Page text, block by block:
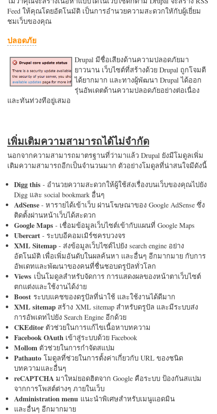
Feed ให้คุณโดยอัตโนมัติ เป็นการอำนวยความสะดวกใหักับผู้เยี่ยม
ชมเว็บของคุณ
ปลอดภัย
Drupal มีชื่อเสียงด้านความปลอดภัยมา
ยาวนาน เว็บไซต์ที่สร้างด้วย Drupal ถูกโจมตี
ได้ยากมาก และทางผู้พัฒนา Drupal ได้ออก
รุ่นอัพเดตด้านความปลอดภัยอย่างต่อเนื่อง
และทันท่วงทีอยู่เสมอ
เพิ่มเติมความสามารถได้ไม่จำกัด
นอกจากความสามารถมาตรฐานที่ว่ามาแล้ว Drupal ยังมีโมดูลเพิ่ม
เติมความสามารถอีกเป็นจำนวนมาก ตัวอย่างโมดูลที่น่าสนใจมีดังนี้
Digg this - อำนวยความสะดวกให้ผู้ใช้ส่งเรื่องบนเว็บของคุณไปยัง
Digg และ social bookmark อื่นๆ
AdSense - หารายได้เข้าเว็บ ผ่านโฆษณาของ Google AdSense ซึ่ง
ติดตั้งผ่านหน้าเว็บได้สะดวก
Google Maps - เชื่อมข้อมูลเว็บไซต์เข้ากับแผนที่ Google Maps
Ubercart - ระบบอีคอมเมิร์ซครบวงจร
XML Sitemap - ส่งข้อมูลเว็บไซต์ไปยัง search engine อย่าง
อัตโนมัติ เพื่อเพิ่มอันดับในผลค้นหา และอื่นๆ อีกมากมาย กับการ
อัพเดทและพัฒนาของคนที่ชื่นชอบดรูปัลทั่วโลก
Views เป็นโมดูลสำหรับจัดการ การแสดงผลของหน้าตาเว็บไซต์
ตกแต่งและใช้งานได้ง่าย
Boost ระบบแคชของดรูปัลที่น่าใช้ และใช้งานได้ดีมาก
XML sitemap สร้าง XML sitemap สำหรับดรูปัล และมีระบบส่ง
การอัพเดทไปยัง Search Engine อีกด้วย
CKEditorตัวช่วยในการแก้ไขเนื้อหาบทความ
Facebook OAuth เข้าสู่ระบบด้วย Facebook
Mollom ตัวช่วยในการกำจัดสแปม
Pathauto โมดูลที่ช่วยในการตั้งค่าเกี่ยวกับ URL ของชนิด
บทความและอื่นๆ
reCAPTCHA มาใหม่ยอดฮิตจาก Google คือระบบ ป้องกันสแปม
จากการโพสต์ต่างๆ ภายในเว็บ
Administration menu แนะนำพิเศษสำหรับเมนูแอดมิน
และอื่นๆ อีกมากมาย